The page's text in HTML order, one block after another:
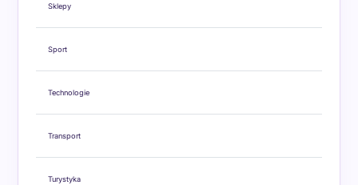
Sklepy
Sport
Technologie
Transport
Turystyka